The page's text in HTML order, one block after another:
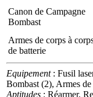
Canon de Campagne
Bombast
Armes de corps à
de batterie
Equipement: Fusil
Bombast (2), Armes
Aptitudes : Réarmer,